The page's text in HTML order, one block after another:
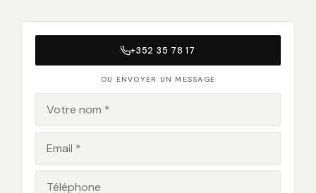
+352 35 78 17
OU ENVOYER UN MESSAGE